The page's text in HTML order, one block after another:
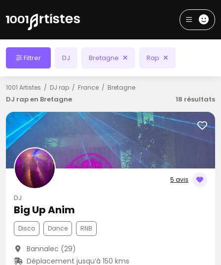
Filtrer DJ Bretagne Rap
1001 Artistes DJ rap France Bretagne
DJ rap en Bretagne 18 résultats
5 avis
DJ
Big Up Anim
Disco Dance RNB
Bannalec (29)
Déplacement jusqu’à 150 kms